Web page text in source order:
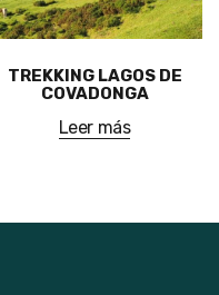
TREKKING LAGOS DE
COVADONGA
Leer más